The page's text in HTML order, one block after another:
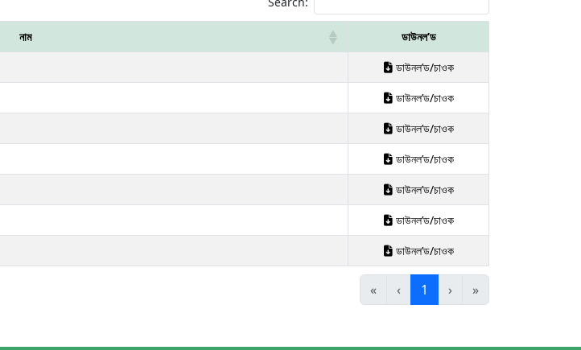
নাম
ডাউনল’ড
ডাউনল’ড/চাওক
ডাউনল’ড/চাওক
ডাউনল’ড/চাওক
ডাউনল’ড/চাওক
ডাউনল’ড/চাওক
ডাউনল’ড/চাওক
ডাউনল’ড/চাওক
« ‹ 1 › »